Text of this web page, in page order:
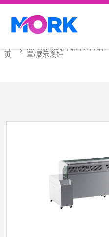
首
页
MFK移动式内循环直排烟
罩/展示烹饪